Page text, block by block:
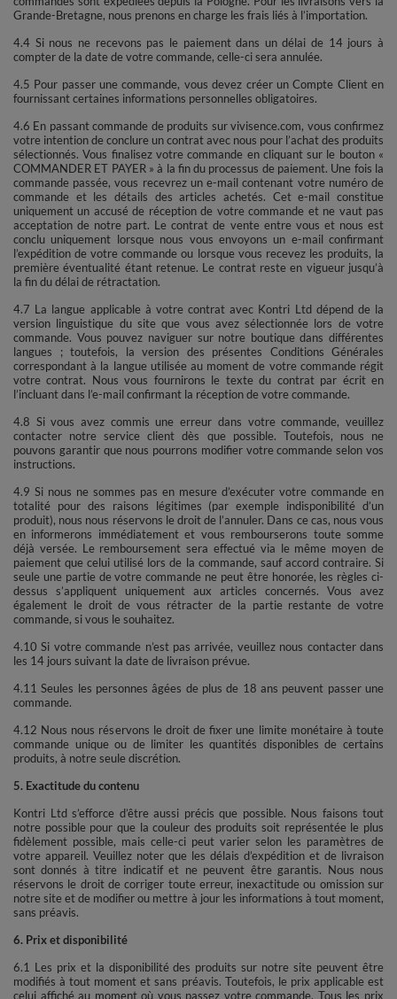
Grande-Bretagne, nous prenons en charge les frais liés à l’importation.
4.4 Si nous ne recevons pas le paiement dans un délai de 14 jours à
compter de la date de votre commande, celle-ci sera annulée.
4.5 Pour passer une commande, vous devez créer un Compte Client en
fournissant certaines informations personnelles obligatoires.
4.6 En passant commande de produits sur vivisence.com, vous confirmez
votre intention de conclure un contrat avec nous pour l’achat des produits
sélectionnés. Vous finalisez votre commande en cliquant sur le bouton «
COMMANDER ET PAYER » à la fin du processus de paiement. Une fois la
commande passée, vous recevrez un e-mail contenant votre numéro de
commande et les détails des articles achetés. Cet e-mail constitue
uniquement un accusé de réception de votre commande et ne vaut pas
acceptation de notre part. Le contrat de vente entre vous et nous est
conclu uniquement lorsque nous vous envoyons un e-mail confirmant
l’expédition de votre commande ou lorsque vous recevez les produits, la
première éventualité étant retenue. Le contrat reste en vigueur jusqu’à
la fin du délai de rétractation.
4.7 La langue applicable à votre contrat avec Kontri Ltd dépend de la
version linguistique du site que vous avez sélectionnée lors de votre
commande. Vous pouvez naviguer sur notre boutique dans différentes
langues ; toutefois, la version des présentes Conditions Générales
correspondant à la langue utilisée au moment de votre commande régit
votre contrat. Nous vous fournirons le texte du contrat par écrit en
l’incluant dans l’e-mail confirmant la réception de votre commande.
4.8 Si vous avez commis une erreur dans votre commande, veuillez
contacter notre service client dès que possible. Toutefois, nous ne
pouvons garantir que nous pourrons modifier votre commande selon vos
instructions.
4.9 Si nous ne sommes pas en mesure d’exécuter votre commande en
totalité pour des raisons légitimes (par exemple indisponibilité d’un
produit), nous nous réservons le droit de l’annuler. Dans ce cas, nous vous
en informerons immédiatement et vous rembourserons toute somme
déjà versée. Le remboursement sera effectué via le même moyen de
paiement que celui utilisé lors de la commande, sauf accord contraire. Si
seule une partie de votre commande ne peut être honorée, les règles ci-
dessus s’appliquent uniquement aux articles concernés. Vous avez
également le droit de vous rétracter de la partie restante de votre
commande, si vous le souhaitez.
4.10 Si votre commande n’est pas arrivée, veuillez nous contacter dans
les 14 jours suivant la date de livraison prévue.
4.11 Seules les personnes âgées de plus de 18 ans peuvent passer une
commande.
4.12 Nous nous réservons le droit de fixer une limite monétaire à toute
commande unique ou de limiter les quantités disponibles de certains
produits, à notre seule discrétion.
5. Exactitude du contenu
Kontri Ltd s’efforce d’être aussi précis que possible. Nous faisons tout
notre possible pour que la couleur des produits soit représentée le plus
fidèlement possible, mais celle-ci peut varier selon les paramètres de
votre appareil. Veuillez noter que les délais d’expédition et de livraison
sont donnés à titre indicatif et ne peuvent être garantis. Nous nous
réservons le droit de corriger toute erreur, inexactitude ou omission sur
notre site et de modifier ou mettre à jour les informations à tout moment,
sans préavis.
6. Prix et disponibilité
6.1 Les prix et la disponibilité des produits sur notre site peuvent être
modifiés à tout moment et sans préavis. Toutefois, le prix applicable est
celui affiché au moment où vous passez votre commande. Tous les prix